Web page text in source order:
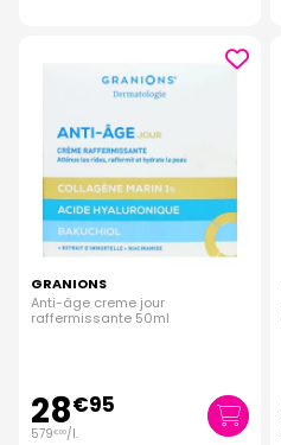
GRANIONS
Anti-âge creme jour
raffermissante 50ml
28€95
579€00/l.